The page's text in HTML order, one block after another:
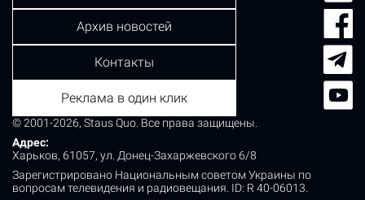
© 2001-2026, Staus Quo. Все права защищены.
Адрес:
Харьков, 61057, ул. Донец-Захаржевского 6/8
Зарегистрировано Национальным советом Украины по
вопросам телевидения и радиовещания. ID: R 40-06013.
Архив новостей
Контакты
Реклама в один клик